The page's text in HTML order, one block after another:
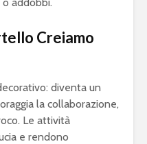
Creiamo
diventa un
la collaborazione,
Le attività
e rendono